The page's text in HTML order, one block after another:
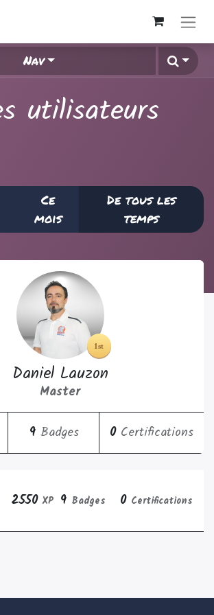
Nav
utilisateurs
Ce
mois
De tous les
temps
Daniel Lauzon
Master
9 Badges 0 Certifications
2550 XP 9 Badges 0 Certifications